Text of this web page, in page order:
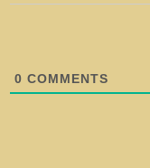
0 COMMENTS